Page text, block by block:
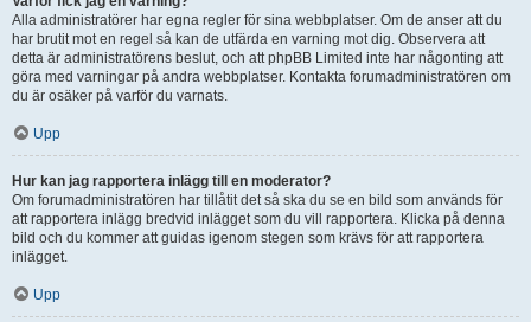
Alla administratörer har egna regler för sina webbplatser. Om de anser att du
har brutit mot en regel så kan de utfärda en varning mot dig. Observera att
detta är administratörens beslut, och att phpBB Limited inte har någonting att
göra med varningar på andra webbplatser. Kontakta forumadministratören om
du är osäker på varför du varnats.
Upp
Hur kan jag rapportera inlägg till en moderator?
Om forumadministratören har tillåtit det så ska du se en bild som används för
att rapportera inlägg bredvid inlägget som du vill rapportera. Klicka på denna
bild och du kommer att guidas igenom stegen som krävs för att rapportera
inlägget.
Upp